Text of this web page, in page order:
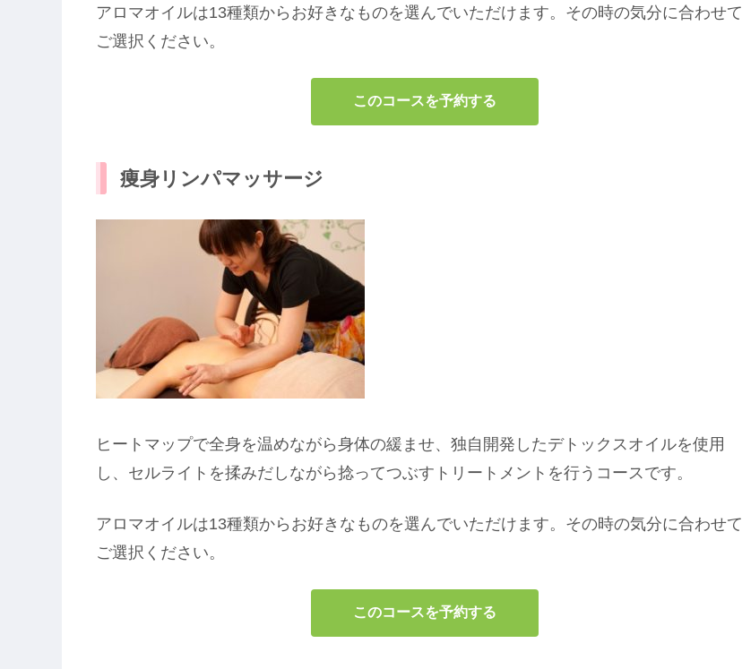
アロマオイルは13種類からお好きなものを選んでいただけます。その時の気分に合わせて
ご選択ください。
このコースを予約する
痩身リンパマッサージ
ヒートマップで全身を温めながら身体の緩ませ、独自開発したデトックスオイルを使用
し、セルライトを揉みだしながら捻ってつぶすトリートメントを行うコースです。
アロマオイルは13種類からお好きなものを選んでいただけます。その時の気分に合わせて
ご選択ください。
このコースを予約する